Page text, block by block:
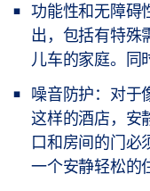
功能性和无障碍
出，包括有特殊
儿车的家庭。同
噪音防护： 对于
这样的酒店，安
口和房间的门必
一个安静轻松的